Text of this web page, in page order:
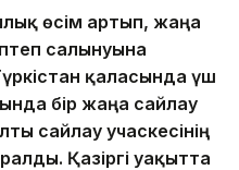
өсім артып, жаңа
салынуына
қаласында үш
бір жаңа сайлау
сайлау учаскесінің
Қазіргі уақытта